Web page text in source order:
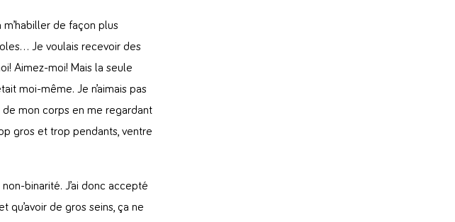
m’habiller de façon plus
Je voulais recevoir des
Aimez-moi! Mais la seule
moi-même. Je n’aimais pas
mon corps en me regardant
gros et trop pendants, ventre
non-binarité. J’ai donc accepté
qu’avoir de gros seins, ça ne